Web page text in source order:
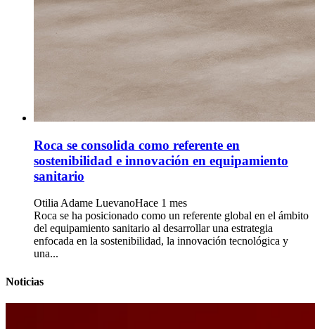
Roca se consolida como referente en
sostenibilidad e innovación en equipamiento
sanitario
Otilia Adame LuevanoHace 1 mes
Roca se ha posicionado como un referente global en el ámbito
del equipamiento sanitario al desarrollar una estrategia
enfocada en la sostenibilidad, la innovación tecnológica y
una...
Noticias